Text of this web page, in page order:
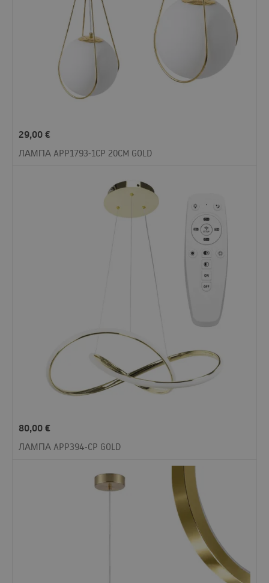
29,00€
ЛАМПА APP1793-1CP 20CM GOLD
80,00€
ЛАМПА APP394-CP GOLD